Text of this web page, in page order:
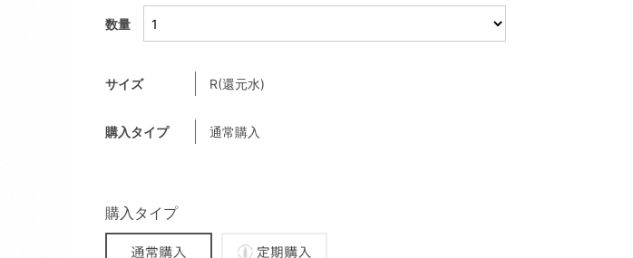
サイズ R(還元水)
購入タイプ 通常購入
購入タイプ
数量